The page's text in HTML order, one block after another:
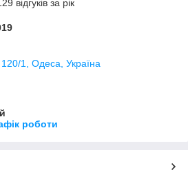
відгуків за рік
120/1, Одеса, Україна
роботи